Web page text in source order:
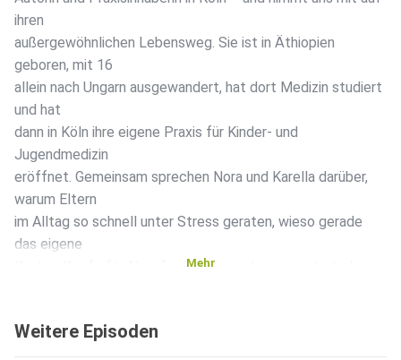
ihren
außergewöhnlichen Lebensweg. Sie ist in Äthiopien
geboren, mit 16
allein nach Ungarn ausgewandert, hat dort Medizin studiert
und hat
dann in Köln ihre eigene Praxis für Kinder- und
Jugendmedizin
eröffnet. Gemeinsam sprechen Nora und Karella darüber,
warum Eltern
im Alltag so schnell unter Stress geraten, wieso gerade
das eigene
Kind im Kopf oft „Alarm“ auslöst – und wie man trotzdem
Beneficial-Thinking-Methode anhand anschaulicher Bilder
Mehr
Weitere Episoden